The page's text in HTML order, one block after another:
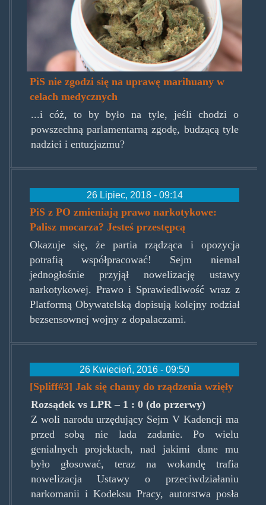
PiS nie zgodzi się na uprawę marihuany w
celach medycznych
...i cóż, to by było na tyle, jeśli chodzi o
powszechną parlamentarną zgodę, budzącą tyle
nadziei i entuzjazmu?
26 Lipiec, 2018 - 09:14
PiS z PO zmieniają prawo narkotykowe:
Palisz mocarza? Jesteś przestępcą
Okazuje się, że partia rządząca i opozycja
potrafią współpracować! Sejm niemal
jednogłośnie przyjął nowelizację ustawy
narkotykowej. Prawo i Sprawiedliwość wraz z
Platformą Obywatelską dopisują kolejny rodział
bezsensownej wojny z dopalaczami.
26 Kwiecień, 2016 - 09:50
[Spliff#3] Jak się chamy do rządzenia wzięły
Rozsądek vs LPR – 1 : 0 (do przerwy)
Z woli narodu urzędujący Sejm V Kadencji ma
przed sobą nie lada zadanie. Po wielu
genialnych projektach, nad jakimi dane mu
było głosować, teraz na wokandę trafia
nowelizacja Ustawy o przeciwdziałaniu
narkomanii i Kodeksu Pracy, autorstwa posła